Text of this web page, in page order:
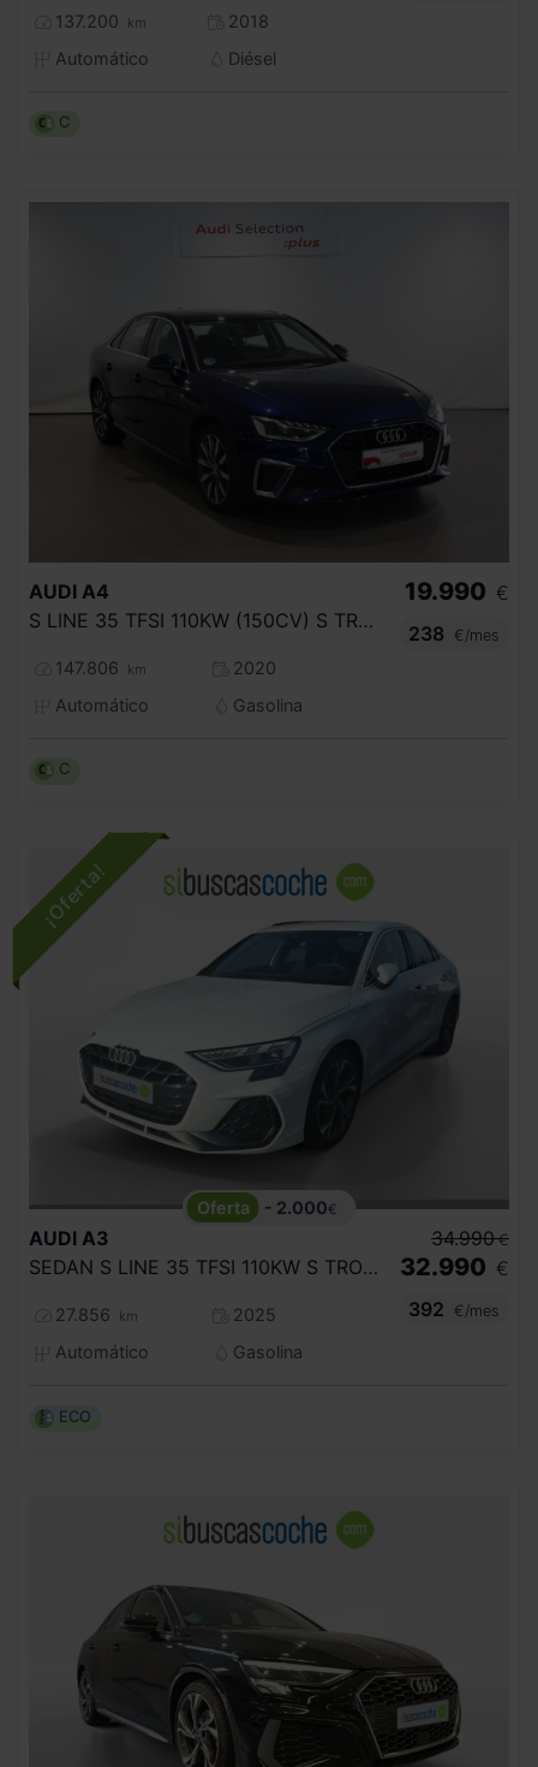
137.200 km
2018
Automático
Diésel
C
AUDI A4
S LINE 35 TFSI 110KW (150CV) S TRONIC
147.806 km
2020
Automático
Gasolina
19.990 €
238
€/mes
C
- 2.000€
AUDI A3
SEDAN S LINE 35 TFSI 110KW S TRONIC
27.856 km
2025
Automático
Gasolina
34.990 €
32.990 €
392
€/mes
ECO